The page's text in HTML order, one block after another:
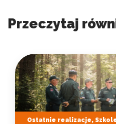
Przeczytaj
Ostatnie realizacje,